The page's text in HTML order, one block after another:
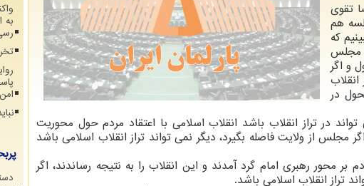
تقوی
هم
که
مجلس
و اگر
در
در تراز انقلاب باشد انقلاب اسلامی با اعتقاد مردم حول محوریت
از ولایت فاصله بگیرد، دیگر نمی تواند تراز انقلاب اسلامی باشد
محور رهبری امام گرد آمدند و این انقلاب را به نتیجه رساندند، اگر
تراز انقلاب اسلامی باشد.
به
امن